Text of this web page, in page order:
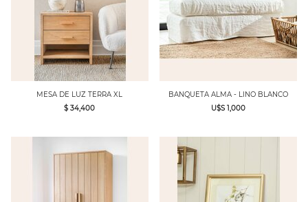
MESA DE LUZ TERRA XL
$ 34,400
BANQUETA ALMA - LINO BLANCO
U$S 1,000